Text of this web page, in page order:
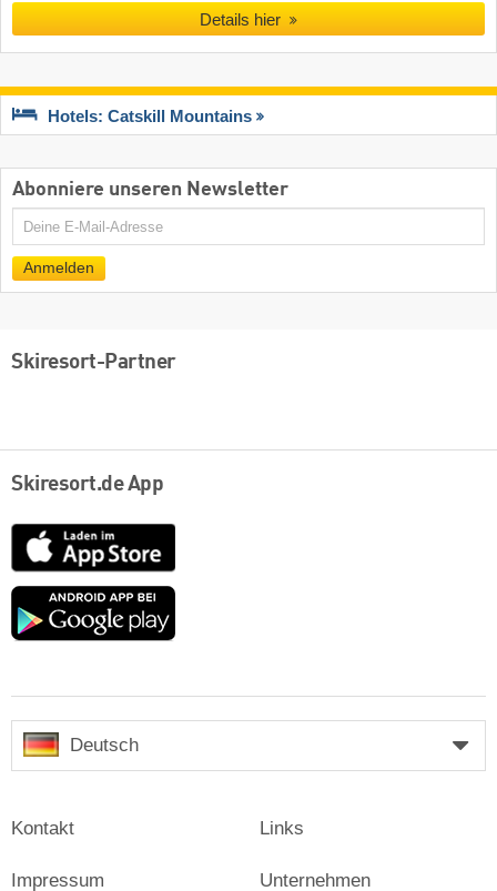
Details hier
Hotels: Catskill Mountains
Abonniere unseren Newsletter
E-
Anmelden
Skiresort-Partner
Skiresort.de App
App
Store
Google
Deutsch
Kontakt
Impressum
Links
Unternehmen